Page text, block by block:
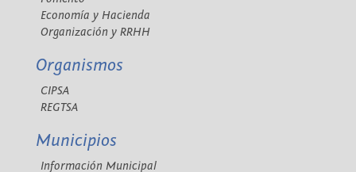
Economía y Hacienda
Organización y RRHH
Organismos
CIPSA
REGTSA
Municipios
Información Municipal